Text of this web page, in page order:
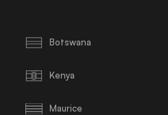
Botswana
Kenya
Maurice